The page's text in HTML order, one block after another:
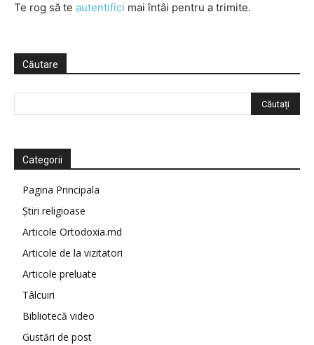
Te rog să te autentifici mai întâi pentru a trimite.
Căutare
Categorii
Pagina Principala
Știri religioase
Articole Ortodoxia.md
Articole de la vizitatori
Articole preluate
Tâlcuiri
Bibliotecă video
Gustări de post